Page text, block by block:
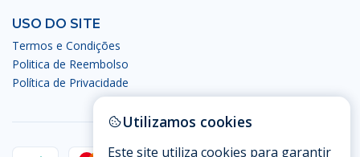
USO DO SITE
Termos e Condições
Politica de Reembolso
Política de Privacidade
Utilizamos cookies
Este site utiliza cookies para garantir